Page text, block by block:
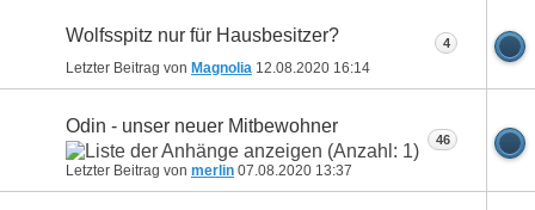
Wolfsspitz nur für Hausbesitzer?
Letzter Beitrag von Magnolia 12.08.2020 16:14
4
Odin - unser neuer Mitbewohner
Letzter Beitrag von merlin 07.08.2020 13:37
46